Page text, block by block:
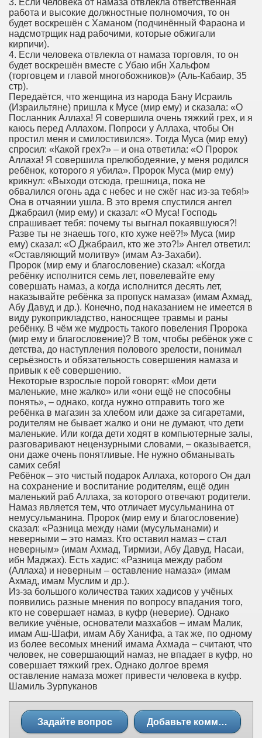
работа и высокие должностные полномочия, то он
будет воскрешён с Хаманом (подчинённый Фараона и
надсмотрщик над рабочими, которые обжигали
кирпичи).
4. Если человека отвлекла от намаза торговля, то он
будет воскрешён вместе с Убаю ибн Хальфом
(торговцем и главой многобожников)» (Аль-Кабаир, 35
стр).
Передаётся, что женщина из народа Бану Исраиль
(Израильтяне) пришла к Мусе (мир ему) и сказала: «О
Посланник Аллаха! Я совершила очень тяжкий грех, и я
каюсь перед Аллахом. Попроси у Аллаха, чтобы Он
простил меня и смилостивился». Тогда Муса (мир ему)
спросил: «Какой грех?» – и она ответила: «О Пророк
Аллаха! Я совершила прелюбодеяние, у меня родился
ребёнок, которого я убила». Пророк Муса (мир ему)
крикнул: «Выходи отсюда, грешница, пока не
обвалился огонь ада с небес и не сжёг нас из-за тебя!»
Она в отчаянии ушла. В это время спустился ангел
Джабраил (мир ему) и сказал: «О Муса! Господь
спрашивает тебя: почему ты выгнал покаявшуюся?!
Разве ты не знаешь того, кто хуже неё?!» Муса (мир
ему) сказал: «О Джабраил, кто же это?!» Ангел ответил:
«Оставляющий молитву» (имам Аз-Захаби).
Пророк (мир ему и благословение) сказал: «Когда
ребёнку исполнится семь лет, повелевайте ему
совершать намаз, а когда исполнится десять лет,
наказывайте ребёнка за пропуск намаза» (имам Ахмад,
Абу Давуд и др.). Конечно, под наказанием не имеется в
виду рукоприкладство, наносящее травмы и раны
ребёнку. В чём же мудрость такого повеления Пророка
(мир ему и благословение)? В том, чтобы ребёнок уже с
детства, до наступления полового зрелости, понимал
серьёзность и обязательность совершения намаза и
привык к её совершению.
Некоторые взрослые порой говорят: «Мои дети
маленькие, мне жалко» или «они ещё не способны
понять», – однако, когда нужно отправить того же
ребёнка в магазин за хлебом или даже за сигаретами,
родителям не бывает жалко и они не думают, что дети
маленькие. Или когда дети ходят в компьютерные залы,
разговаривают нецензурными словами, – оказывается,
они даже очень понятливые. Не нужно обманывать
самих себя!
Ребёнок – это чистый подарок Аллаха, которого Он дал
на сохранение и воспитание родителям, ещё один
маленький раб Аллаха, за которого отвечают родители.
Намаз является тем, что отличает мусульманина от
немусульманина. Пророк (мир ему и благословение)
сказал: «Разница между нами (мусульманами) и
неверными – это намаз. Кто оставил намаз – стал
неверным» (имам Ахмад, Тирмизи, Абу Давуд, Насаи,
ибн Маджах). Есть хадис: «Разница между рабом
(Аллаха) и неверным – оставление намаза» (имам
Ахмад, имам Муслим и др.).
Из-за большого количества таких хадисов у учёных
появились разные мнения по вопросу впадания того,
кто не совершает намаз, в куфр (неверие). Однако
великие учёные, основатели мазхабов – имам Малик,
имам Аш-Шафи, имам Абу Ханифа, а так же, по одному
из более весомых мнений имама Ахмада – считают, что
человек, не совершающий намаз, не впадает в куфр, но
совершает тяжкий грех. Однако долгое время
оставление намаза может привести человека в куфр.
Шамиль Зурпуканов
Задайте вопрос Добавьте комментарий